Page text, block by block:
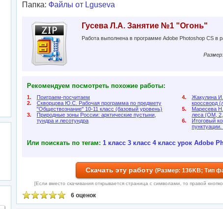
Папка: Файлы от Lguseva
Гусева Л.А. Занятие №1 "Огонь"
Работа выполнена в программе Adobe Photoshop CS в
Рекомендуем посмотреть похожие работы:
1.
Поиграем-посчитаем
2.
Скворцова Ю.С. Рабочая программа по предмету
"Обществознание" 10-11 класс (базовый уровень)
3.
Природные зоны России: арктические пустыни,
тундра и лесотундра
4.
Жакулина
кроссворд
5.
Маресева
леса (ОМ,
6.
Итоговый
пунктуации.
Или поискать по тегам: 1 класс 3 класс 4 класс урок Adobe
Скачать эту работу (Размер: 136KB; Тип
[Если вместо скачивания открывается страница с символами, то правой
6 оценок